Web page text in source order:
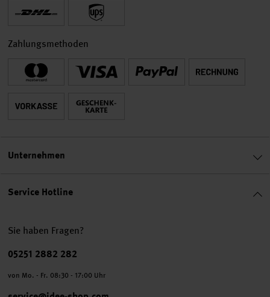
Service Hotline
Sie haben Fragen?
Telefonnummer
05251 2882 282
von Mo. - Fr. 08:30 - 17:00 Uhr
Zahlungsmethoden
Unternehmen